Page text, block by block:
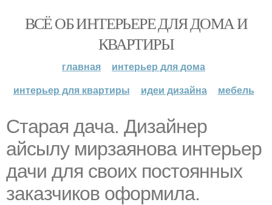
ВСЁ ОБ ИНТЕРЬЕРЕ ДЛЯ ДОМА И
КВАРТИРЫ
главная
интерьер для дома
интерьер для квартиры
идеи дизайна мебель
Старая дача. Дизайнер
айсылу мирзаянова интерьер
дачи для своих постоянных
заказчиков оформила.